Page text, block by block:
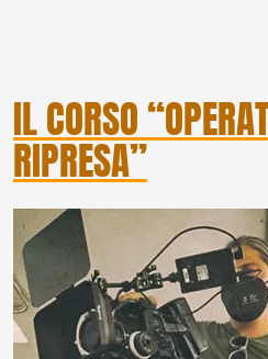
IL CORSO
RIPRESA”